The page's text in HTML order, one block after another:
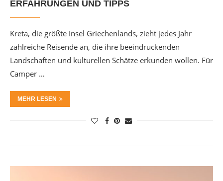
ERFAHRUNGEN UND TIPPS
Kreta, die größte Insel Griechenlands, zieht jedes Jahr
zahlreiche Reisende an, die ihre beeindruckenden
Landschaften und kulturellen Schätze erkunden wollen. Für
Camper …
MEHR LESEN